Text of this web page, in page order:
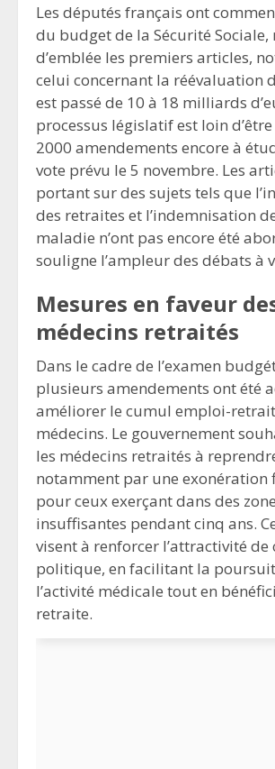
Les députés français ont
du budget de la Sécurité Sociale,
d’emblée les premiers articles,
celui concernant la réévaluation
est passé de 10 à 18 milliards
processus législatif est loin d’être
2000 amendements encore à
vote prévu le 5 novembre. Les
portant sur des sujets tels que
des retraites et l’indemnisation
maladie n’ont pas encore été
souligne l’ampleur des débats à
Mesures en faveur
médecins retraités
Dans le cadre de l’examen
plusieurs amendements ont été
améliorer le cumul emploi-
médecins. Le gouvernement
les médecins retraités à
notamment par une exonération
pour ceux exerçant dans des
insuffisantes pendant cinq ans.
visent à renforcer l’attractivité de
politique, en facilitant la
l’activité médicale tout en
retraite.